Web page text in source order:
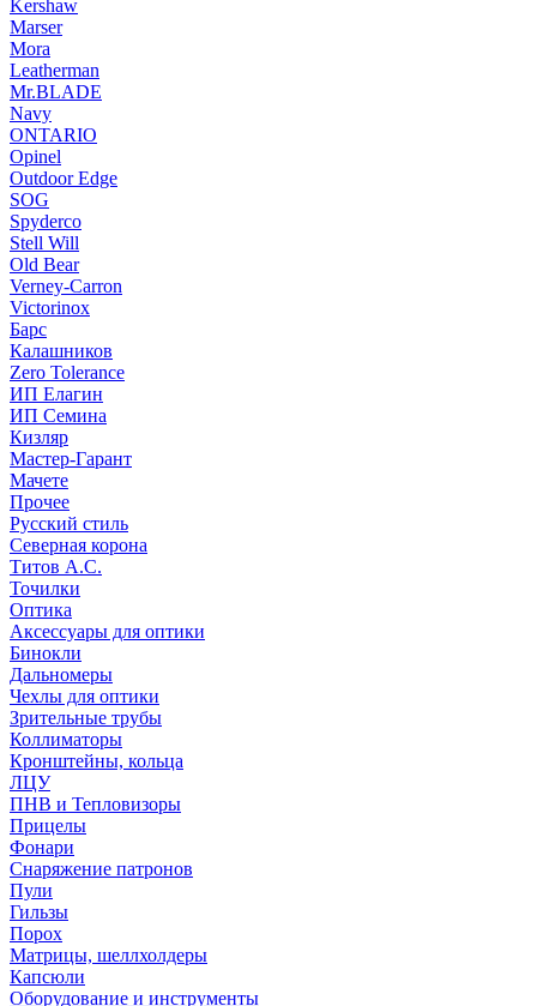
Kershaw
Marser
Mora
Leatherman
Mr.BLADE
Navy
ONTARIO
Opinel
Outdoor Edge
SOG
Spyderco
Stell Will
Old Bear
Verney-Carron
Victorinox
Барс
Калашников
Zero Tolerance
ИП Елагин
ИП Семина
Кизляр
Мастер-Гарант
Мачете
Прочее
Русский стиль
Северная корона
Титов А.С.
Точилки
Оптика
Аксессуары для оптики
Бинокли
Дальномеры
Чехлы для оптики
Зрительные трубы
Коллиматоры
Кронштейны, кольца
ЛЦУ
ПНВ и Тепловизоры
Прицелы
Фонари
Снаряжение патронов
Пули
Гильзы
Порох
Матрицы, шеллхолдеры
Капсюли
Оборудование и инструменты